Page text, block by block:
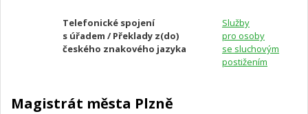
Telefonické spojení
s úřadem /Překlady z(do)
českého znakového jazyka
Služby
pro osoby
se sluchovým
postižením
Magistrát města Plzně